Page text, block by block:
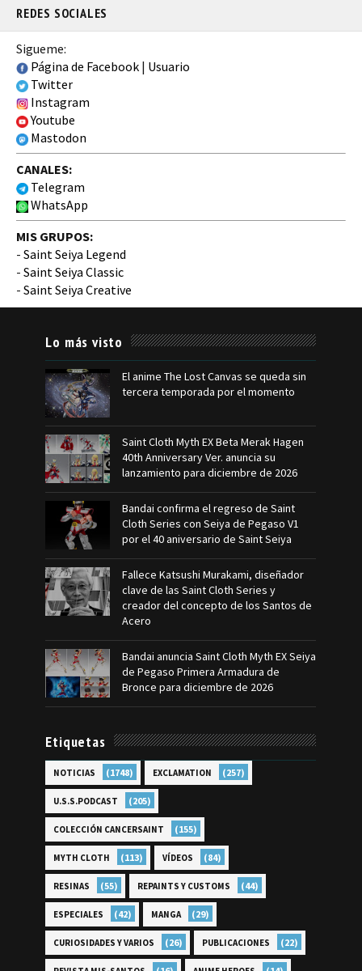
REDES SOCIALES
Sigueme:
Página de Facebook | Usuario
Twitter
Instagram
Youtube
Mastodon
CANALES:
Telegram
WhatsApp
MIS GRUPOS:
- Saint Seiya Legend
- Saint Seiya Classic
- Saint Seiya Creative
Lo más visto
El anime The Lost Canvas se queda sin
tercera temporada por el momento
Saint Cloth Myth EX Beta Merak Hagen
40th Anniversary Ver. anuncia su
lanzamiento para diciembre de 2026
Bandai confirma el regreso de Saint
Cloth Series con Seiya de Pegaso V1
por el 40 aniversario de Saint Seiya
Fallece Katsushi Murakami, diseñador
clave de las Saint Cloth Series y
creador del concepto de los Santos de
Acero
Bandai anuncia Saint Cloth Myth EX Seiya
de Pegaso Primera Armadura de
Bronce para diciembre de 2026
Etiquetas
NOTICIAS (1748) EXCLAMATION (257)
U.S.S.PODCAST (205)
COLECCIÓN CANCERSAINT (155)
MYTH CLOTH (113) VÍDEOS (84)
RESINAS (55) REPAINTS Y CUSTOMS (44)
ESPECIALES (42) MANGA (29)
CURIOSIDADES Y VARIOS (26) PUBLICACIONES (22)